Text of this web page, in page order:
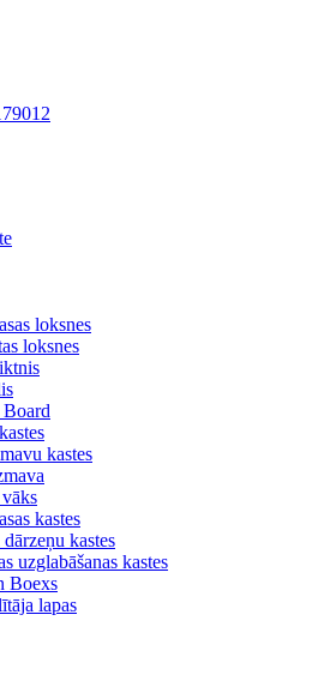
loksnes
loksnes
kastes
kastes
kastes
uzglabāšanas kastes
Boexs
lapas